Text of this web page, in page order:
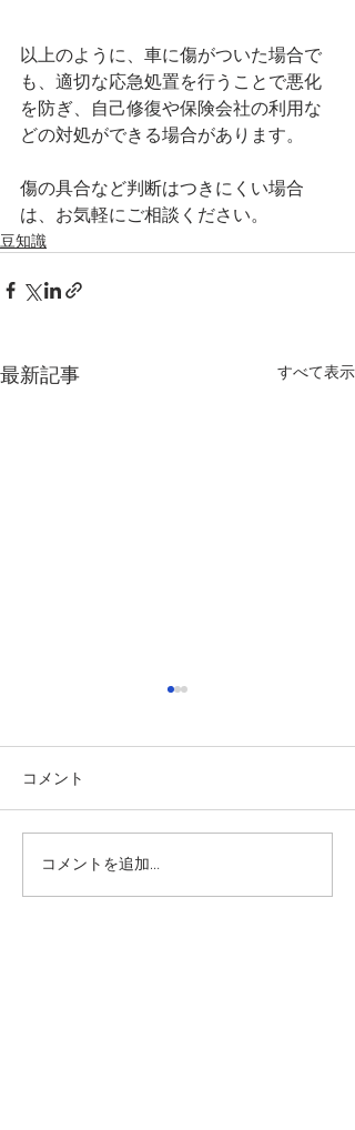
以上のように、車に傷がついた場合で
も、適切な応急処置を行うことで悪化
を防ぎ、自己修復や保険会社の利用な
どの対処ができる場合があります。
傷の具合など判断はつきにくい場合
は、お気軽にご相談ください。
豆知識
最新記事 すべて表示
車のバッテリー交換のタ
イミングはいつ？
コメント
コメントを追加…